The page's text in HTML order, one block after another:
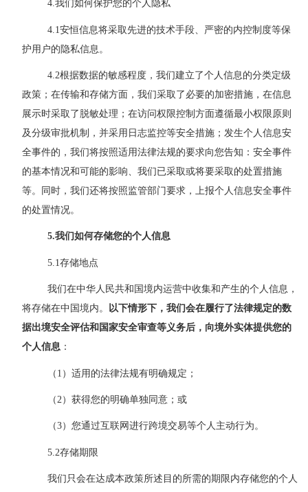
4.我们如何保护您的个人隐私
4.1安恒信息将采取先进的技术手段、严密的内控制度等保
护用户的隐私信息。
4.2根据数据的敏感程度，我们建立了个人信息的分类定级
政策；在传输和存储方面，我们采取了必要的加密措施，在信息
展示时采取了脱敏处理；在访问权限控制方面遵循最小权限原则
及分级审批机制，并采用日志监控等安全措施；发生个人信息安
全事件的，我们将按照适用法律法规的要求向您告知：安全事件
的基本情况和可能的影响、我们已采取或将要采取的处置措施
等。同时，我们还将按照监管部门要求，上报个人信息安全事件
的处置情况。
5.我们如何存储您的个人信息
5.1存储地点
我们在中华人民共和国境内运营中收集和产生的个人信息，
将存储在中国境内。 以下情形下，我们会在履行了法律规定的数
据出境安全评估和国家安全审查等义务后，向境外实体提供您的
个人信息 ：
（ 1）适用的法律法规有明确规定；
（ 2）获得您的明确单独同意；或
（3）您通过互联网进行跨境交易等个人主动行为。
5.2存储期限
我们只会在达成本政策所述目的所需的期限内存储您的个人